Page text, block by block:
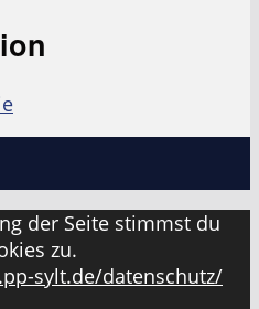
der Seite stimmst du
zu.
sylt.de/datenschutz/